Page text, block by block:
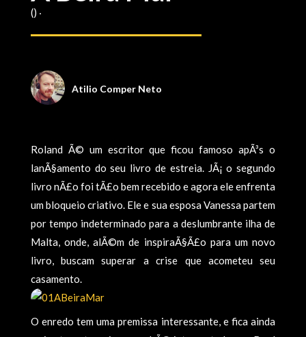
() ‧
Atilio Comper Neto
Roland Ã© um escritor que ficou famoso apÃ³s o
lanÃ§amento do seu livro de estreia. JÃ¡ o segundo
livro nÃ£o foi tÃ£o bem recebido e agora ele enfrenta
um bloqueio criativo. Ele e sua esposa Vanessa partem
por tempo indeterminado para a deslumbrante ilha de
Malta, onde, alÃ©m de inspiraÃ§Ã£o para um novo
livro, buscam superar a crise que acometeu seu
casamento.
O enredo tem uma premissa interessante, e fica ainda